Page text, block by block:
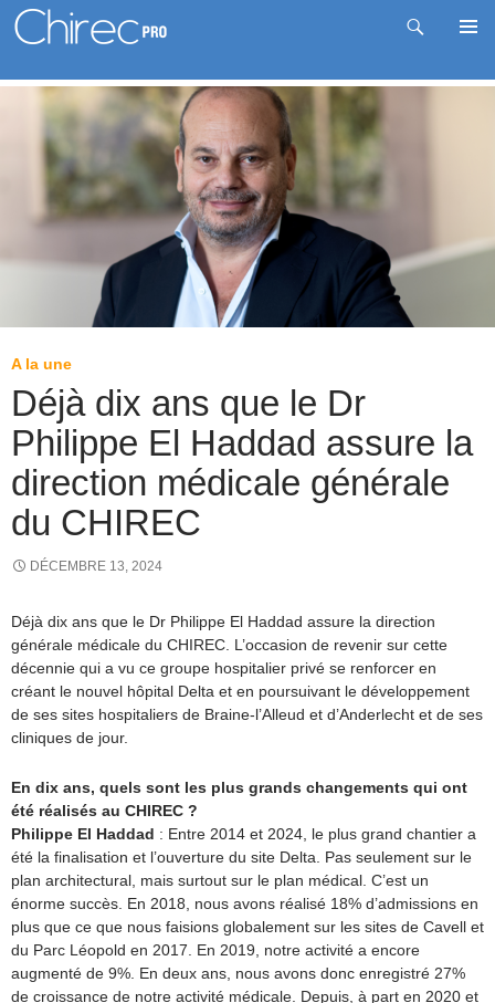
Recherche
contenu
A la une
Déjà dix ans que le Dr
Philippe El Haddad assure la
direction médicale générale
du CHIREC
DÉCEMBRE 13, 2024
Déjà dix ans que le Dr Philippe El Haddad assure la direction
générale médicale du CHIREC. L’occasion de revenir sur cette
décennie qui a vu ce groupe hospitalier privé se renforcer en
créant le nouvel hôpital Delta et en poursuivant le développement
de ses sites hospitaliers de Braine-l’Alleud et d’Anderlecht et de ses
cliniques de jour.
En dix ans, quels sont les plus grands changements qui ont
été réalisés au CHIREC ?
Philippe El Haddad : Entre 2014 et 2024, le plus grand chantier a
été la finalisation et l’ouverture du site Delta. Pas seulement sur le
plan architectural, mais surtout sur le plan médical. C’est un
énorme succès. En 2018, nous avons réalisé 18% d’admissions en
plus que ce que nous faisions globalement sur les sites de Cavell et
du Parc Léopold en 2017. En 2019, notre activité a encore
augmenté de 9%. En deux ans, nous avons donc enregistré 27%
de croissance de notre activité médicale. Depuis, à part en 2020 et